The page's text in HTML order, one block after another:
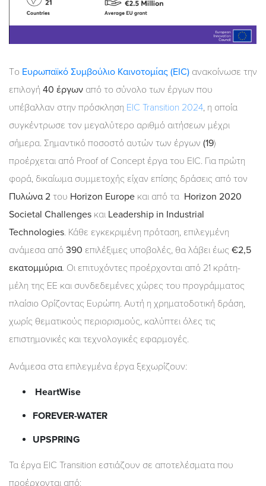
Tο Ευρωπαϊκό Συμβούλιο Καινοτομίας (EIC) ανακοίνωσε την
επιλογή 40 έργων από το σύνολο των έργων που
υπέβαλλαν στην πρόσκληση EIC Transition 2024, η οποία
συγκέντρωσε τον μεγαλύτερο αριθμό αιτήσεων μέχρι
σήμερα. Σημαντικό ποσοστό αυτών των έργων (19)
προέρχεται από Proof of Concept έργα του EIC. Για πρώτη
φορά, δικαίωμα συμμετοχής είχαν επίσης δράσεις από τον
Πυλώνα 2 του Horizon Europe και από τα Horizon 2020
Societal Challenges και Leadership in Industrial
Technologies. Κάθε εγκεκριμένη πρόταση, επιλεγμένη
ανάμεσα από 390 επιλέξιμες υποβολές, θα λάβει έως €2,5
εκατομμύρια. Οι επιτυχόντες προέρχονται από 21 κράτη-
μέλη της ΕΕ και συνδεδεμένες χώρες του προγράμματος
πλαίσιο Ορίζοντας Ευρώπη. Αυτή η χρηματοδοτική δράση,
χωρίς θεματικούς περιορισμούς, καλύπτει όλες τις
επιστημονικές και τεχνολογικές εφαρμογές.
Ανάμεσα στα επιλεγμένα έργα ξεχωρίζουν:
HeartWise
FOREVER-WATER
UPSPRING
Τα έργα EIC Transition εστιάζουν σε αποτελέσματα που
προέρχονται από: